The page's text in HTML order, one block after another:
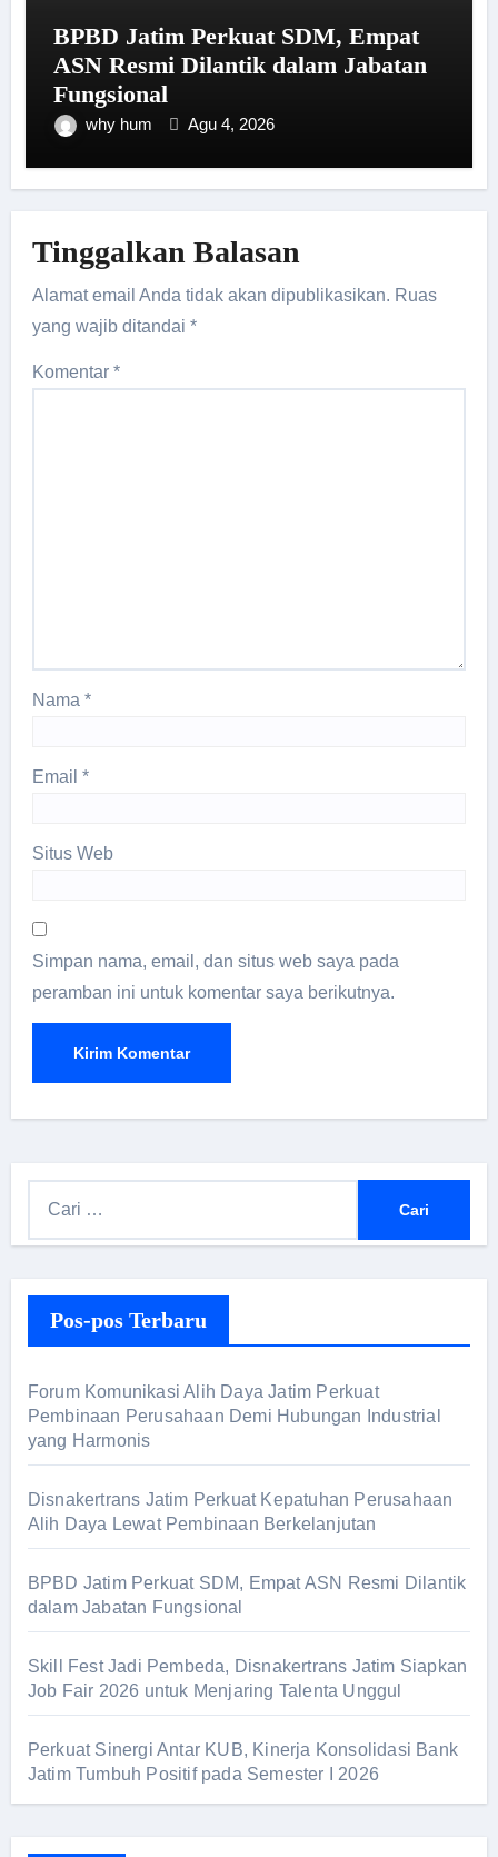
BPBD Jatim Perkuat SDM, Empat
ASN Resmi Dilantik dalam Jabatan
Fungsional
why hum Agu 4, 2026
Tinggalkan Balasan
Alamat email Anda tidak akan dipublikasikan. Ruas
yang wajib ditandai*
Komentar*
Nama*
Email*
Situs Web
Simpan nama, email, dan situs web saya pada
peramban ini untuk komentar saya berikutnya.
n
t
u
k
Pos-pos Terbaru
Forum Komunikasi Alih Daya Jatim Perkuat
Pembinaan Perusahaan Demi Hubungan Industrial
yang Harmonis
Disnakertrans Jatim Perkuat Kepatuhan Perusahaan
Alih Daya Lewat Pembinaan Berkelanjutan
BPBD Jatim Perkuat SDM, Empat ASN Resmi Dilantik
dalam Jabatan Fungsional
Skill Fest Jadi Pembeda, Disnakertrans Jatim Siapkan
Job Fair 2026 untuk Menjaring Talenta Unggul
Perkuat Sinergi Antar KUB, Kinerja Konsolidasi Bank
Jatim Tumbuh Positif pada Semester I 2026